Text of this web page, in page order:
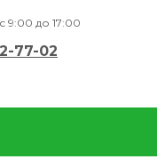
9:00 до 17:00
77-02